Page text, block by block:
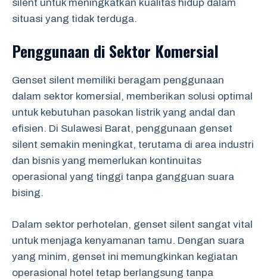
silent untuk meningkatkan kualitas hidup dalam
situasi yang tidak terduga.
Penggunaan di Sektor Komersial
Genset silent memiliki beragam penggunaan
dalam sektor komersial, memberikan solusi optimal
untuk kebutuhan pasokan listrik yang andal dan
efisien. Di Sulawesi Barat, penggunaan genset
silent semakin meningkat, terutama di area industri
dan bisnis yang memerlukan kontinuitas
operasional yang tinggi tanpa gangguan suara
bising.
Dalam sektor perhotelan, genset silent sangat vital
untuk menjaga kenyamanan tamu. Dengan suara
yang minim, genset ini memungkinkan kegiatan
operasional hotel tetap berlangsung tanpa